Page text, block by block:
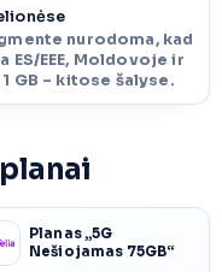
nurodoma, kad
ES/EEE, Moldovoje ir
GB – kitose šalyse.
Planas „5G
Nešiojamas 75GB“